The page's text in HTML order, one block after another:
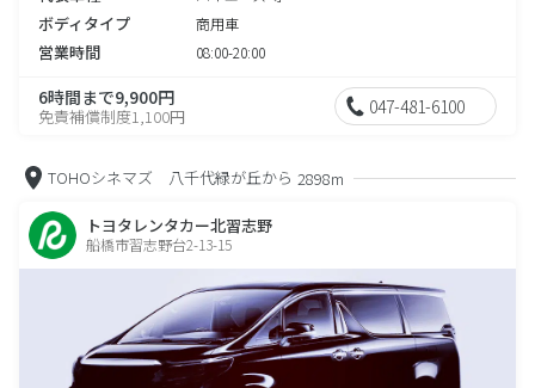
ボディタイプ 商用車
営業時間 08:00-20:00
6時間まで9,900円
免責補償制度1,100円 047-481-6100
TOHOシネマズ 八千代緑が丘から 2898m
トヨタレンタカー北習志野
船橋市習志野台2-13-15